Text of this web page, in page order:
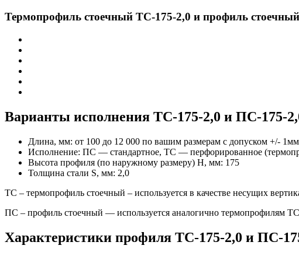
Термопрофиль стоечный ТС-175-2,0 и профиль
Варианты исполнения ТС-175-2,0 и ПС-175-
Длина, мм: от 100 до 12 000 по вашим размерам с допуском +/- 1мм
Исполнение: ПС — стандартное, ТС — перфорированное
Высота профиля (по наружному размеру) H, мм: 175
Толщина стали S, мм: 2,0
ТС – термопрофиль стоечный – используется в качестве несущих
ПС – профиль стоечный — используется аналогично термопрофилям
Характеристики профиля ТС-175-2,0 и ПС-